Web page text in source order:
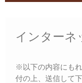
インターネ
※以下の内容にも
付の上、送信して